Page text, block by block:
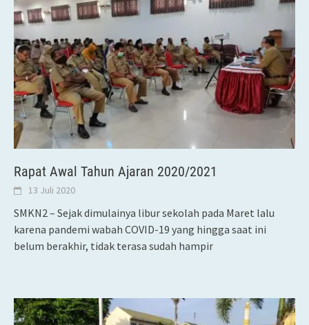
Rapat Awal Tahun Ajaran 2020/2021
13 Juli 2020
SMKN2 – Sejak dimulainya libur sekolah pada Maret lalu
karena pandemi wabah COVID-19 yang hingga saat ini
belum berakhir, tidak terasa sudah hampir